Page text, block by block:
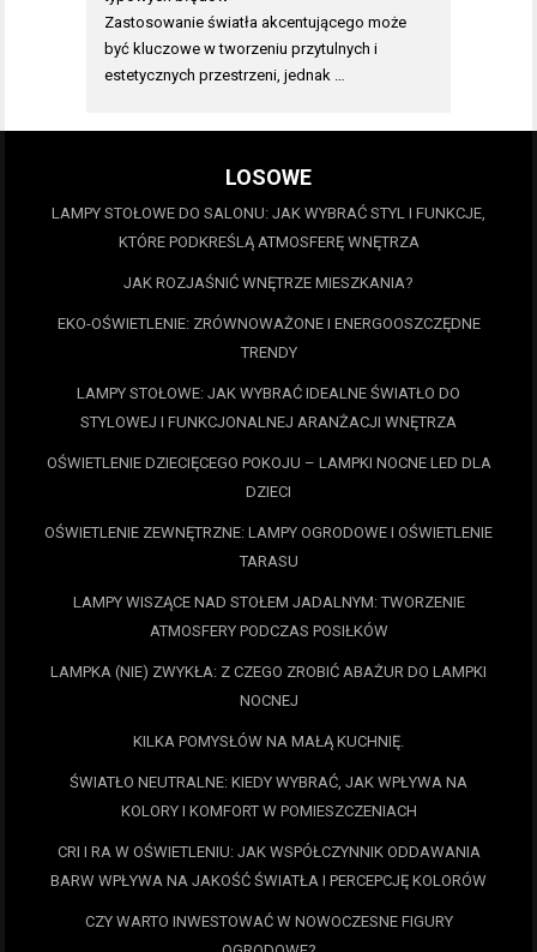
Zastosowanie światła akcentującego może
być kluczowe w tworzeniu przytulnych i
estetycznych przestrzeni, jednak …
LOSOWE
LAMPY STOŁOWE DO SALONU: JAK WYBRAĆ STYL I FUNKCJE,
KTÓRE PODKREŚLĄ ATMOSFERĘ WNĘTRZA
JAK ROZJAŚNIĆ WNĘTRZE MIESZKANIA?
EKO-OŚWIETLENIE: ZRÓWNOWAŻONE I ENERGOOSZCZĘDNE
TRENDY
LAMPY STOŁOWE: JAK WYBRAĆ IDEALNE ŚWIATŁO DO
STYLOWEJ I FUNKCJONALNEJ ARANŻACJI WNĘTRZA
OŚWIETLENIE DZIECIĘCEGO POKOJU – LAMPKI NOCNE LED DLA
DZIECI
OŚWIETLENIE ZEWNĘTRZNE: LAMPY OGRODOWE I OŚWIETLENIE
TARASU
LAMPY WISZĄCE NAD STOŁEM JADALNYM: TWORZENIE
ATMOSFERY PODCZAS POSIŁKÓW
LAMPKA (NIE) ZWYKŁA: Z CZEGO ZROBIĆ ABAŻUR DO LAMPKI
NOCNEJ
KILKA POMYSŁÓW NA MAŁĄ KUCHNIĘ.
ŚWIATŁO NEUTRALNE: KIEDY WYBRAĆ, JAK WPŁYWA NA
KOLORY I KOMFORT W POMIESZCZENIACH
CRI I RA W OŚWIETLENIU: JAK WSPÓŁCZYNNIK ODDAWANIA
BARW WPŁYWA NA JAKOŚĆ ŚWIATŁA I PERCEPCJĘ KOLORÓW
CZY WARTO INWESTOWAĆ W NOWOCZESNE FIGURY